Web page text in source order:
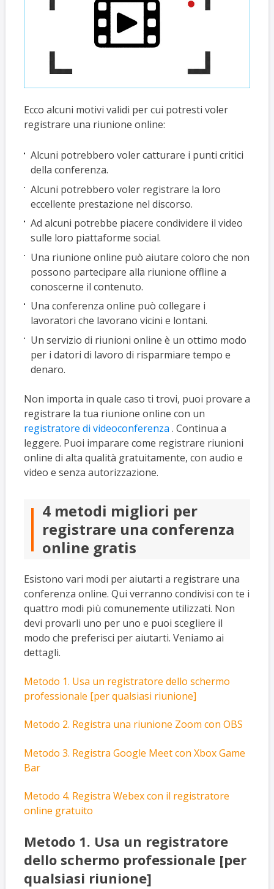
Ecco alcuni motivi validi per cui potresti voler
registrare una riunione online:
Alcuni potrebbero voler catturare i punti critici
della conferenza.
Alcuni potrebbero voler registrare la loro
eccellente prestazione nel discorso.
Ad alcuni potrebbe piacere condividere il video
sulle loro piattaforme social.
Una riunione online può aiutare coloro che non
possono partecipare alla riunione offline a
conoscerne il contenuto.
Una conferenza online può collegare i
lavoratori che lavorano vicini e lontani.
Un servizio di riunioni online è un ottimo modo
per i datori di lavoro di risparmiare tempo e
denaro.
Non importa in quale caso ti trovi, puoi provare a
registrare la tua riunione online con un
registratore di videoconferenza . Continua a
leggere. Puoi imparare come registrare riunioni
online di alta qualità gratuitamente, con audio e
video e senza autorizzazione.
4 metodi migliori per
registrare una conferenza
online gratis
Esistono vari modi per aiutarti a registrare una
conferenza online. Qui verranno condivisi con te i
quattro modi più comunemente utilizzati. Non
devi provarli uno per uno e puoi scegliere il
modo che preferisci per aiutarti. Veniamo ai
dettagli.
Metodo 1. Usa un registratore dello schermo
professionale [per qualsiasi riunione]
Metodo 2. Registra una riunione Zoom con OBS
Metodo 3. Registra Google Meet con Xbox Game
Bar
Metodo 4. Registra Webex con il registratore
online gratuito
Metodo 1. Usa un registratore
dello schermo professionale [per
qualsiasi riunione]